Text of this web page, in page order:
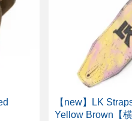
【new】LK
Yellow Brown【横